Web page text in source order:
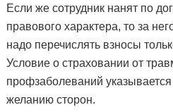
Если же сотрудник нанят по
правового характера, то за
надо перечислять взносы
Условие о страховании от
профзаболеваний
желанию сторон.